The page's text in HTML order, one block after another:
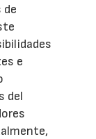
e
del